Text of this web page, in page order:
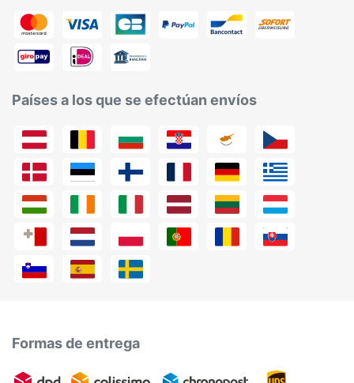
Países a los que se efectúan envíos
Formas de entrega